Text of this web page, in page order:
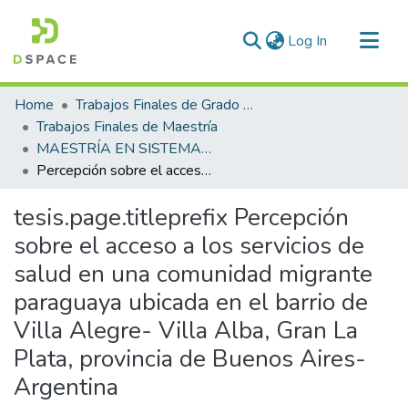
Log In (current)
Communities & Collections
All of DSpace
Statistics
Home
Trabajos Finales de Grado y Posgrado
Trabajos Finales de Maestría
MAESTRÍA EN SISTEMAS DE SALUD Y SEGURIDAD SOCIAL
Percepción sobre el acceso a los servicios de salud en una comunidad migrante paraguaya ubicada en el barrio de Villa Alegre- Villa Alba, Gran La Plata, provincia de Buenos Aires- Argentina
tesis.page.titleprefix Percepción
sobre el acceso a los servicios de
salud en una comunidad migrante
paraguaya ubicada en el barrio de
Villa Alegre- Villa Alba, Gran La
Plata, provincia de Buenos Aires-
Argentina